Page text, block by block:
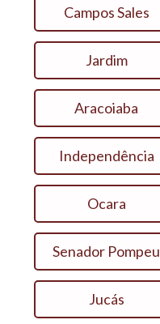
Campos Sales
Jardim
Aracoiaba
Independência
Ocara
Senador Pompeu
Jucás